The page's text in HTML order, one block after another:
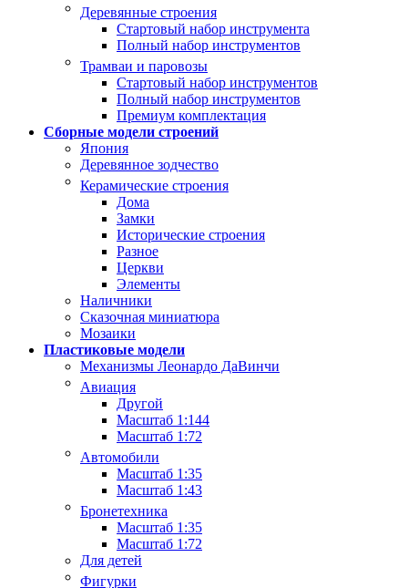
Деревянные строения
Стартовый набор инструмента
Полный набор инструментов
Трамваи и паровозы
Стартовый набор инструментов
Полный набор инструментов
Премиум комплектация
Сборные модели строений
Япония
Деревянное зодчество
Керамические строения
Дома
Замки
Исторические строения
Разное
Церкви
Элементы
Наличники
Сказочная миниатюра
Мозаики
Пластиковые модели
Механизмы Леонардо ДаВинчи
Авиация
Другой
Масштаб 1:144
Масштаб 1:72
Автомобили
Масштаб 1:35
Масштаб 1:43
Бронетехника
Масштаб 1:35
Масштаб 1:72
Для детей
Фигурки